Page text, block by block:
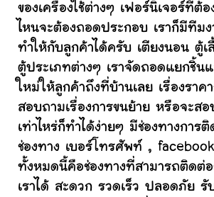
ของเครื่องใช้ต่างๆ เฟอร์นิเจอร์ที่ต้อ
ไหนจะต้องถอดประกอบ เราก็มีทีม
ทำให้กับลูกค้าได้ครับ เตียงนอน ตู้เ
ตู้ประเภทต่างๆ เราจัดถอดแยกชิ้น
ใหม่ให้ลูกค้าถึงที่บ้านเลย เรื่องรา
สอบถามเรื่องการขนย้าย หรือจะสอ
เท่าไหร่ก็ทำได้ง่ายๆ มีช่องทางการ
ช่องทาง เบอร์โทรศัพท์ ,
ทั้งหมดนี้คือช่องทางที่สามารถติดต่
เราได้ สะดวก รวดเร็ว ปลอดภัย รั